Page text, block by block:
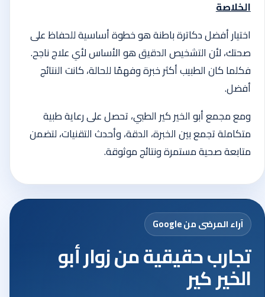
الخلاصة
اختيار أفضل دكاترة باطنة هو خطوة أساسية للحفاظ على
صحتك، لأن التشخيص الدقيق هو الأساس لأي علاج ناجح.
فكلما كان الطبيب أكثر خبرة وفهمًا للحالة، كانت النتائج
أفضل.
ومع مجمع أبو الخير كير الطبي، تحصل على رعاية طبية
متكاملة تجمع بين الخبرة، الدقة، وأحدث التقنيات، لتضمن
متابعة صحية مستمرة ونتائج موثوقة.
آراء المرضى من Google
تجارب حقيقية من زوار أبو
الخير كير